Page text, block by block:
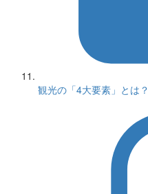
観光の「4大要素」とは？